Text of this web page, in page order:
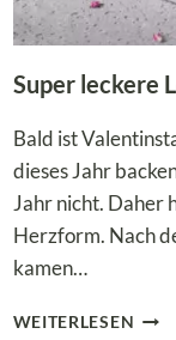
Super leckere
Bald ist
dieses Jahr
Jahr nicht. Daher
Herzform. Nach
kamen…
WEITERLESEN